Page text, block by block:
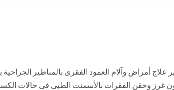
علاج أمراض وآلام العمود الفقرى بالمناظير
وحقن الفقرات بالأسمنت الطبى فى حالات